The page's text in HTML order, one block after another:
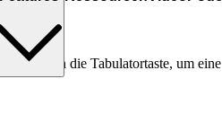
dann die Tabulatortaste, um eine